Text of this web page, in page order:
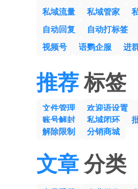
私域流量
私域管家
自动回复
自动打标签
视频号
语鹦企服 进
推荐标签
文件管理 欢迎语设置
账号解封
私域闭环
解除限制
分销商城
文章分类